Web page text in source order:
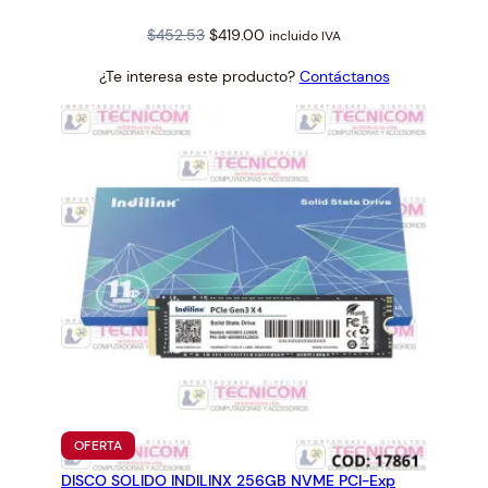
$452.53 Original
was:
$419.00 Current
is:
$419.00.
incluido IVA
¿Te interesa este producto? Contáctanos
OFERTAPRODUCTO
EN
OFERTA
DISCO SOLIDO INDILINX 256GB NVME PCI-Exp